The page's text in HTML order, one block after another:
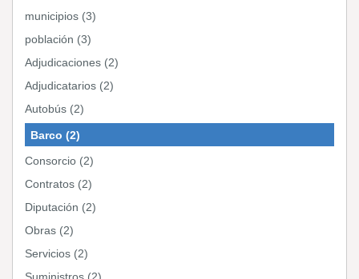
municipios (3)
población (3)
Adjudicaciones (2)
Adjudicatarios (2)
Autobús (2)
Barco (2)
Consorcio (2)
Contratos (2)
Diputación (2)
Obras (2)
Servicios (2)